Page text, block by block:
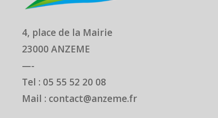
4, place de la Mairie
23000 ANZEME
—-
Tel : 05 55 52 20 08
Mail : contact@anzeme.fr